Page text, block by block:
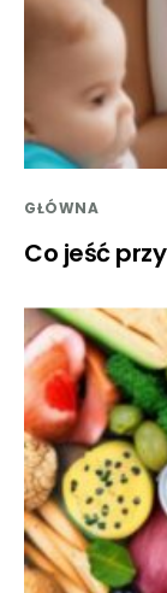
GŁÓWNA
Co jeść